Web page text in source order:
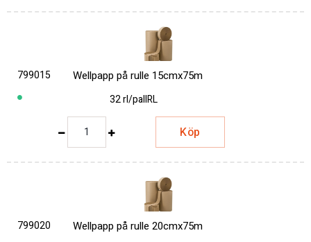
799015 Wellpapp på rulle 15cmx75m
32 rl/pallRL
Köp
799020 Wellpapp på rulle 20cmx75m